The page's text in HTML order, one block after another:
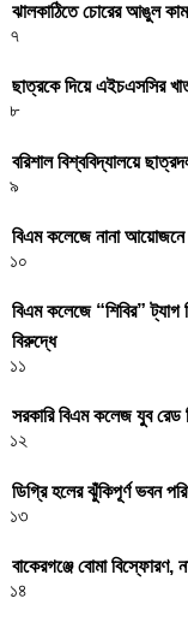
ঝালকাঠিতে চোরের আঙুল
৭
ছাত্রকে দিয়ে এইচএসসির
৮
বরিশাল বিশ্ববিদ্যালয়ে
৯
বিএম কলেজে নানা
১০
বিএম কলেজে “শিবির”
বিরুদ্ধে
১১
সরকারি বিএম কলেজ যুব রেড
১২
ডিগ্রি হলের ঝুঁকিপূর্ণ ভবন
১৩
বাকেরগঞ্জে বোমা বিস্ফোরণ,
১৪